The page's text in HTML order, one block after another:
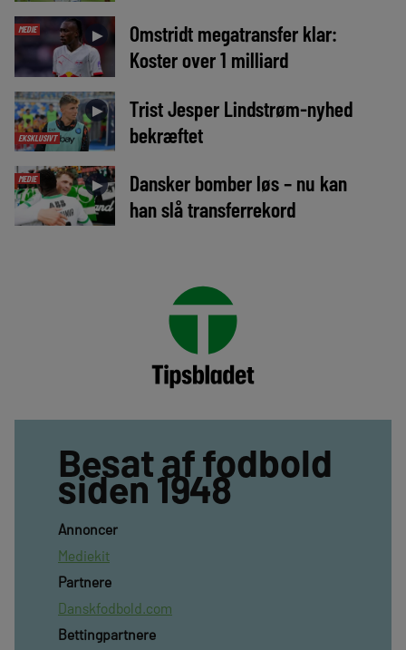
MEDIE ►
Omstridt megatransfer klar:
Koster over 1 milliard
EKSKLUSIVT
►
Trist Jesper Lindstrøm-nyhed
bekræftet
MEDIE ►
Dansker bomber løs – nu kan
han slå transferrekord
Besat af fodbold
siden 1948
Annoncer
Mediekit
Partnere
Danskfodbold.com
Bettingpartnere